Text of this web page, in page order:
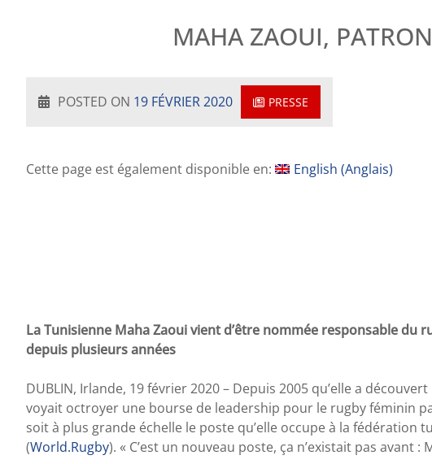
MAHA ZAOUI,
POSTED ON 19 FÉVRIER 2020 PRESSE
Cette page est également disponible en: English (Anglais)
La Tunisienne Maha Zaoui vient d’être nommée responsable du
depuis plusieurs années
DUBLIN, Irlande, 19 février 2020 – Depuis 2005 qu’elle a
voyait octroyer une bourse de leadership pour le rugby féminin
soit à plus grande échelle le poste qu’elle occupe à la fédération
(World.Rugby). « C’est un nouveau poste, ça n’existait pas avant